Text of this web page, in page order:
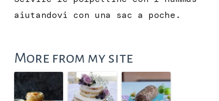
aiutandovi con una sac a poche.
More from my site